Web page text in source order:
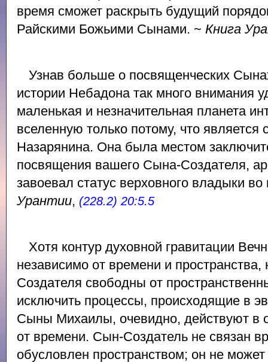
время сможет раскрыть будущий
Райскими Божьими Сынами. ~ Книга
Узнав больше о посвященческих
истории Небадона так много внимания
маленькая и незначительная планета
вселенную только потому, что
Назарянина. Она была местом
посвящения вашего Сына-Создателя,
завоевал статус верховного владыки
Урантии, (228.2) 20:5.5
Хотя контур духовной гравитации
независимо от времени и
Создателя свободны от
исключить процессы, происходящие в
Сыны Михаилы, очевидно, действуют в
от времени. Сын-Создатель не связан
обусловлен пространством; он не